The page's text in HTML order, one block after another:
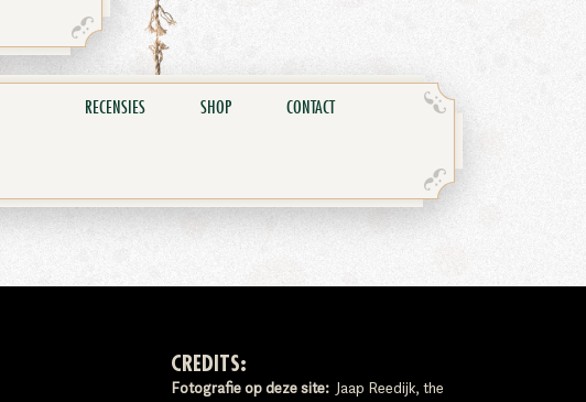
RECENSIES SHOP CONTACT
CREDITS:
Fotografie op deze site: Jaap Reedijk, the